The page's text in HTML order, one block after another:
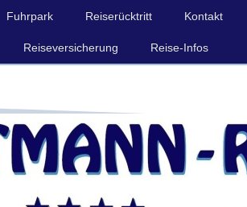
Fuhrpark Reiserücktritt Kontakt
Reiseversicherung Reise-Infos